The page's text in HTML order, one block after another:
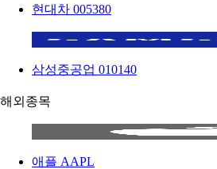
현대차 005380
삼성중공업 010140
해외종목
애플 AAPL